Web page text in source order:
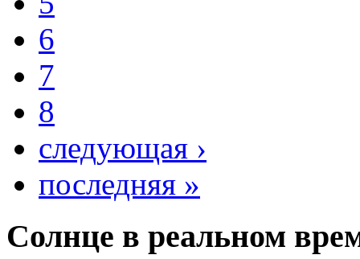
6
7
8
следующая ›
последняя »
Солнце в реальном